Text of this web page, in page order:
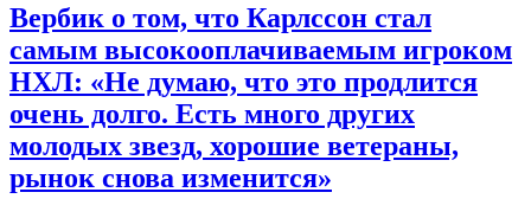
Вербик о том, что Карлссон стал
самым высокооплачиваемым игроком
НХЛ: «Не думаю, что это продлится
очень долго. Есть много других
молодых звезд, хорошие ветераны,
рынок снова изменится»